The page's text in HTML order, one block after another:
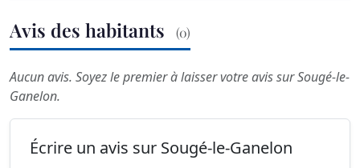
Avis des habitants (0)
Aucun avis. Soyez le premier à laisser votre avis sur Sougé-le-
Ganelon.
Écrire un avis sur Sougé-le-Ganelon